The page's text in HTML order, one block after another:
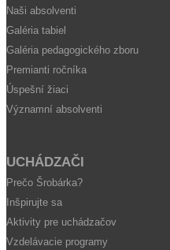
Naši absolventi
Galéria tabiel
Galéria pedagogického zboru
Premianti ročníka
Úspešní žiaci
Významní absolventi
UCHÁDZAČI
Prečo Šrobárka?
Inšpirujte sa
Aktivity pre uchádzačov
Vzdelávacie programy